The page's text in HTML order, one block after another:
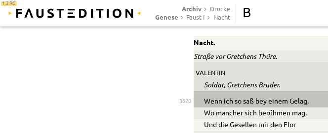
1.3 RC
Archiv Drucke
Genese Faust I Nacht B
Nacht.
Straße vor Gretchens Thüre.
VALENTIN
Soldat, Gretchens Bruder.
3620
Wenn ich so saß bey einem Gelag,
Wo mancher sich berühmen mag,
Und die Gesellen mir den Flor